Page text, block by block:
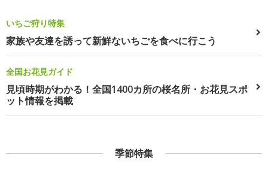
いちご狩り特集
家族や友達を誘って新鮮ないちごを食べに行こう
全国お花見ガイド
見頃時期がわかる！全国1400カ所の桜名所・お花見スポ
ット情報を掲載
季節特集